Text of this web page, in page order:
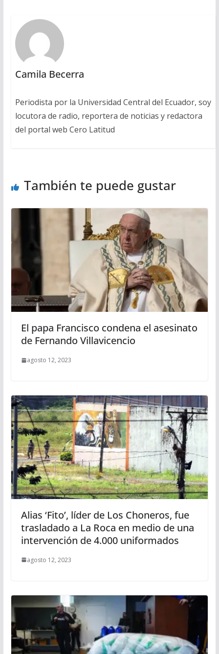
Camila Becerra
Periodista por la Universidad Central del Ecuador, soy
locutora de radio, reportera de noticias y redactora
del portal web Cero Latitud
También te puede gustar
El papa Francisco condena el asesinato
de Fernando Villavicencio
agosto 12, 2023
Alias ‘Fito’, líder de Los Choneros, fue
trasladado a La Roca en medio de una
intervención de 4.000 uniformados
agosto 12, 2023